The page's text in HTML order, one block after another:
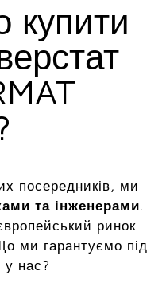
купити
посередників, ми
та інженерами.
ринок
ми гарантуємо під
у нас?